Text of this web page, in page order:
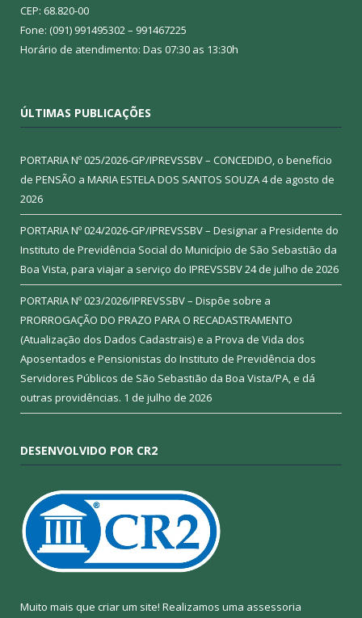
CEP: 68.820-00
Fone: (091) 991495302 – 991467225
Horário de atendimento: Das 07:30 as 13:30h
ÚLTIMAS PUBLICAÇÕES
PORTARIA Nº 025/2026-GP/IPREVSSBV – CONCEDIDO, o benefício
de PENSÃO a MARIA ESTELA DOS SANTOS SOUZA4 de agosto de
2026
PORTARIA Nº 024/2026-GP/IPREVSSBV – Designar a Presidente do
Instituto de Previdência Social do Município de São Sebastião da
Boa Vista, para viajar a serviço do IPREVSSBV24 de julho de 2026
PORTARIA Nº 023/2026/IPREVSSBV – Dispõe sobre a
PRORROGAÇÃO DO PRAZO PARA O RECADASTRAMENTO
(Atualização dos Dados Cadastrais) e a Prova de Vida dos
Aposentados e Pensionistas do Instituto de Previdência dos
Servidores Públicos de São Sebastião da Boa Vista/PA, e dá
outras providências. 1 de julho de 2026
DESENVOLVIDO POR CR2
Muito mais que criar um site! Realizamos uma assessoria